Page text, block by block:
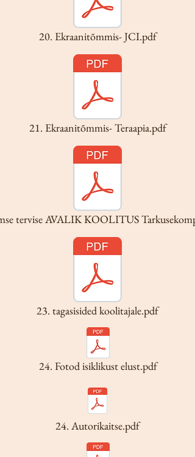
20. Ekraanitõmmis- JCI.pdf
21. Ekraanitõmmis- Teraapia.pdf
tervise AVALIK KOOLITUS
23. tagasisided koolitajale.pdf
24. Fotod isiklikust elust.pdf
24. Autorikaitse.pdf